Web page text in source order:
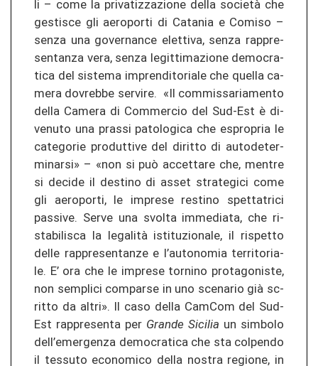
li – come la pri­va­ti­z­za­zio­ne della società che
ges­tis­ce gli ae­ro­por­ti di Ca­ta­nia e Co­mi­so –
senza una go­ver­nan­ce elet­ti­va, senza rap­pre­
sen­tan­za vera, senza le­git­ti­ma­zio­ne de­mo­cra­
ti­ca del sis­te­ma im­pren­di­to­ria­le che quel­la ca­
me­ra do­vreb­be ser­vi­re. «Il com­mis­sa­ria­men­to
della Ca­me­ra di Com­mer­cio del Sud-​Est è di­
ve­nu­to una pras­si pa­to­lo­gi­ca che es­pro­pria le
ca­te­go­rie pro­d­ut­ti­ve del di­rit­to di au­to­de­ter­
mi­nar­si» – «non si può ac­cet­ta­re che, men­tre
si de­ci­de il de­sti­no di asset stra­te­gi­ci come
gli ae­ro­por­ti, le im­pre­se re­sti­no spet­ta­tri­ci
pas­si­ve. Serve una svol­ta im­me­dia­ta, che ri­
sta­bi­lis­ca la legalità is­ti­tu­zio­na­le, il ris­pet­to
delle rap­pre­sen­tan­ze e l’au­to­no­mia ter­ri­to­ria­
le. E’ ora che le im­pre­se tor­ni­no pro­ta­go­nis­te,
non sem­pli­ci compar­se in uno sce­na­rio già sc­
rit­to da altri». Il caso della Cam­Com del Sud-​
Est rap­pre­sen­ta per Gran­de Si­ci­lia un sim­bo­lo
dell’emer­gen­za de­mo­cra­ti­ca che sta col­pen­do
il tes­su­to eco­no­mi­co della nos­tra re­gio­ne, in